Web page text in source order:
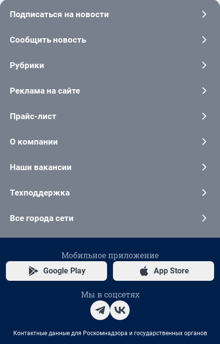
Подписаться на новости
Сообщить новость
Рубрики
Реклама на сайте
Прайс-лист
О компании
Наши вакансии
Техподдержка
Все города сети
Мобильное приложение
Google Play App Store
Мы в соцсетях
Контактные данные для Роскомнадзора и государственных органов